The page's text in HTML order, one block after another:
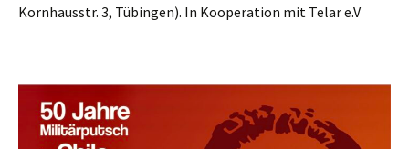
Kornhausstr. 3, Tübingen). In Kooperation mit Telar e.V